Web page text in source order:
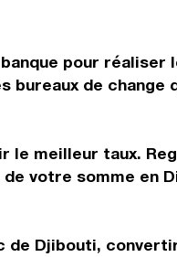
pour réaliser
bureaux de change
le meilleur taux.
votre somme en
de Djibouti,